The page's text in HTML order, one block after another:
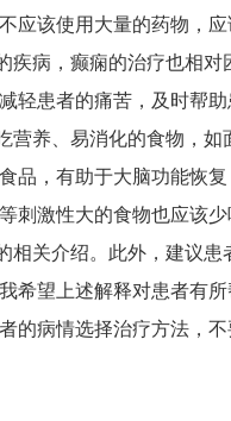
应该使用大量的药物，
疾病，癫痫的治疗也相
轻患者的痛苦，及时帮助
营养、易消化的食物，
品，有助于大脑功能恢
刺激性大的食物也应该少
相关介绍。此外，建议
希望上述解释对患者有
的病情选择治疗方法，